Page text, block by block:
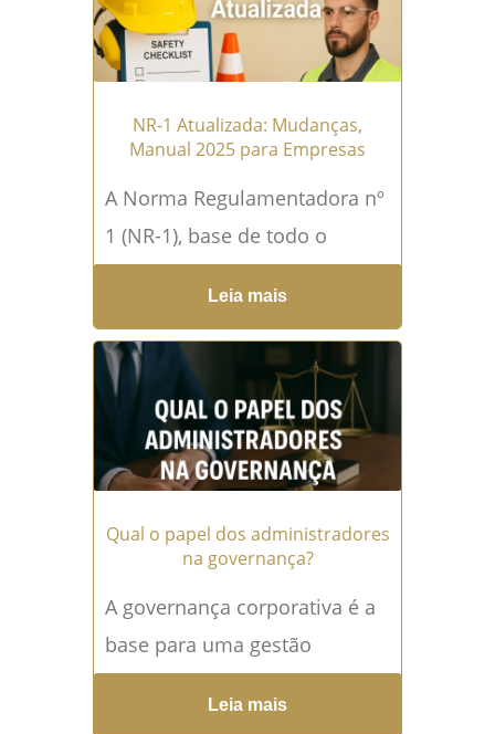
Leia mais →
NR-1 Atualizada: Mudanças,
Manual 2025 para Empresas
A Norma Regulamentadora nº
1 (NR-1), base de todo o
sistema de segurança e saúde
no trabalho no Brasil, passou
por importantes...Leia mais
→
Leia mais
Qual o papel dos administradores
na governança?
A governança corporativa é a
base para uma gestão
empresarial transparente,
ética e sustentável. E, nesse
Leia mais